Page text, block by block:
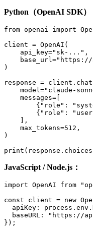
Python（OpenAI SDK）
from openai import
client = OpenAI(
api_key="sk-...",
)
response =
model="claude-
    messages=[
{"role":
{"role":
    ],
    max_tokens=512,
)
JavaScript / Node.js：
import OpenAI from
const client = new
apiKey:
baseURL: "https://
});